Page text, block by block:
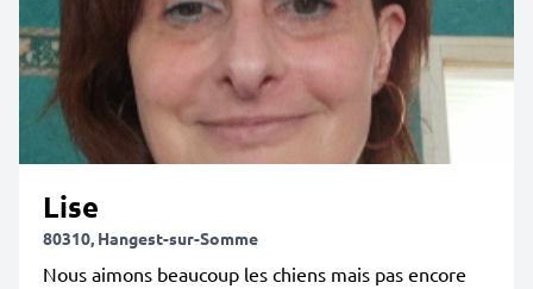
Lise
80310, Hangest-sur-Somme
Nous aimons beaucoup les chiens mais pas encore